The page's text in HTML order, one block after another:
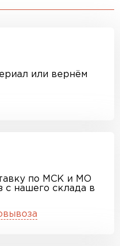
или вернём
по МСК и МО
с нашего склада в